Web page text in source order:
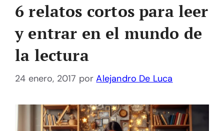
6 relatos cortos para leer
y entrar en el mundo de
la lectura
24 enero, 2017 porAlejandro De Luca